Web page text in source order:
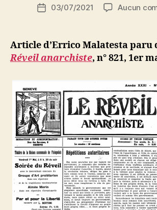
de
N
ji
b
Date03/07/2021 Aucun
Article d’Errico Malatesta paru
Réveil anarchiste, n° 821, 1er